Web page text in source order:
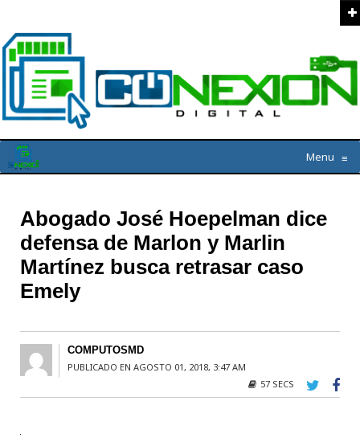
Menu ≡
Abogado José Hoepelman dice
defensa de Marlon y Marlin
Martínez busca retrasar caso
Emely
COMPUTOSMD
PUBLICADO EN AGOSTO 01, 2018, 3:47 AM
57 SECS